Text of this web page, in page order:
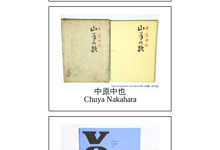
中原中也
Chuya Nakahara